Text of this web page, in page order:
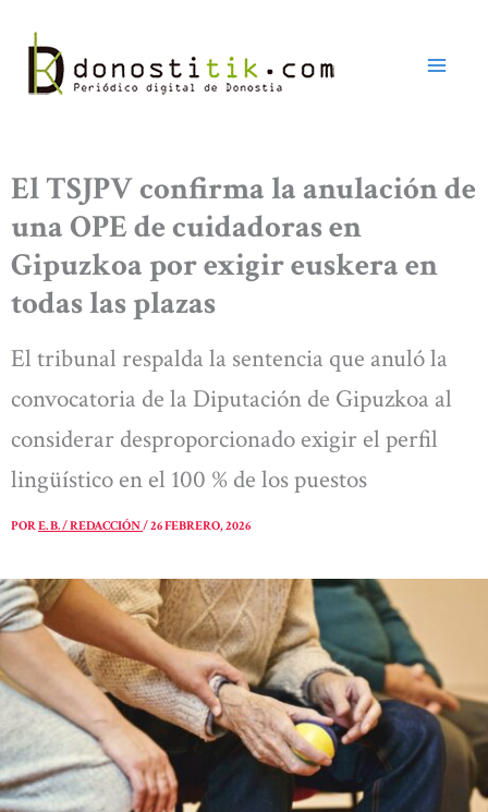
contenido
El TSJPV confirma la anulación de
una OPE de cuidadoras en
Gipuzkoa por exigir euskera en
todas las plazas
El tribunal respalda la sentencia que anuló la
convocatoria de la Diputación de Gipuzkoa al
considerar desproporcionado exigir el perfil
lingüístico en el 100 % de los puestos
PORE. B. / REDACCIÓN/26 FEBRERO, 2026